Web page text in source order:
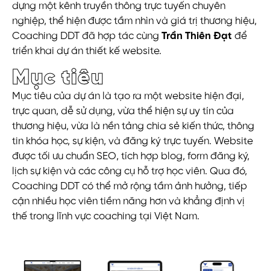
dựng một kênh truyền thông trực tuyến chuyên
nghiệp, thể hiện được tầm nhìn và giá trị thương hiệu,
Coaching DDT đã hợp tác cùng Trần Thiên Đạt để
triển khai dự án thiết kế website.
Mục tiêu
Mục tiêu của dự án là tạo ra một website hiện đại,
trực quan, dễ sử dụng, vừa thể hiện sự uy tín của
thương hiệu, vừa là nền tảng chia sẻ kiến thức, thông
tin khóa học, sự kiện, và đăng ký trực tuyến. Website
được tối ưu chuẩn SEO, tích hợp blog, form đăng ký,
lịch sự kiện và các công cụ hỗ trợ học viên. Qua đó,
Coaching DDT có thể mở rộng tầm ảnh hưởng, tiếp
cận nhiều học viên tiềm năng hơn và khẳng định vị
thế trong lĩnh vực coaching tại Việt Nam.